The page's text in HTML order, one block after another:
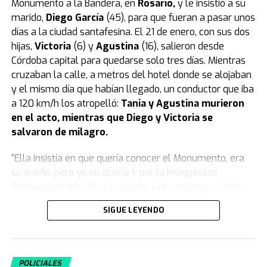
mientras compraba el veneno en un
supermercado
Según reveló el medio Metrópoles, el momento en que
la tatuadora compró el veneno con el que habría
matado a su bebé quedó registrado por las cámaras de
seguridad de un local de mascotas de la zona este de
San Pablo.
en un supermercado un día antes de la muerte de su
hijo. (Foto: captura).
La mujer hizo la compra el lunes alrededor de las 15:30,
un día antes de la muerte de su hijo, por lo que los
Sospechas previas y descuido en la salud
Monumento a la Bandera, en Rosario,y le insistió a su
marido, Diego García(45), para que fueran a pasar unos
días a la ciudad santafesina. El 21 de enero, con sus dos
hijas, Victoria (6) yAgustina (16), salieron desde
Córdoba capital para quedarse solo tres días. Mientras
cruzaban la calle, a metros del hotel donde se alojaban
y el mismo día que habían llegado, un conductor que iba
a 120 km/h los atropelló: Tania y Agustina murieron
en el acto, mientras que Diego y Victoria se
salvaron de milagro.
“Ella insistía en que quería conocer el Monumento, era
su sueño, pero yo no quería ir por la inseguridad.
explicarlo. Para darle el gusto, fuimos ahí.Fue el peor
”, se lamentó Diego en una emotiva
El día que llegaron, lo primero que hicieron fue ir a hotel
SIGUE LEYENDO
POLICIALES